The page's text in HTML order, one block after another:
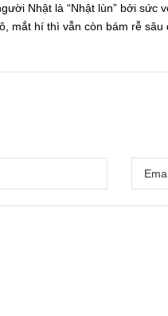
Nhật là “Nhật lùn” bởi
mắt hí thì vẫn còn bám rễ